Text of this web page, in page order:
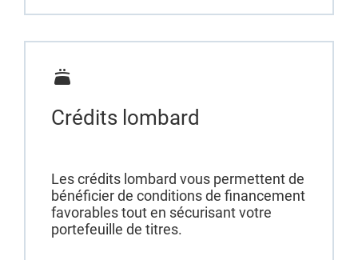
Crédits lombard
Les crédits lombard vous permettent de
bénéficier de conditions de financement
favorables tout en sécurisant votre
portefeuille de titres.